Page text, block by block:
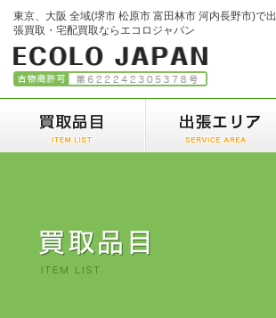
東京、大阪 全域(堺市 松原市 富田林市 河内長野市)で出
張買取・宅配買取ならエコロジャパン